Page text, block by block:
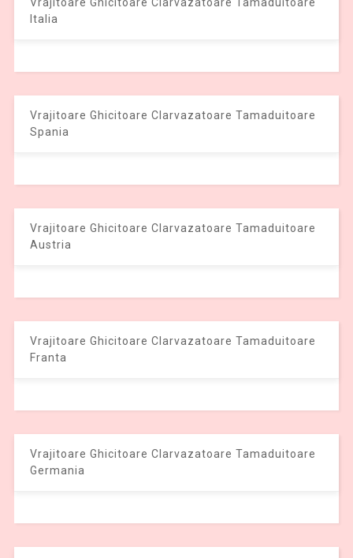
Italia
Vrajitoare Ghicitoare Clarvazatoare Tamaduitoare
Spania
Vrajitoare Ghicitoare Clarvazatoare Tamaduitoare
Austria
Vrajitoare Ghicitoare Clarvazatoare Tamaduitoare
Franta
Vrajitoare Ghicitoare Clarvazatoare Tamaduitoare
Germania